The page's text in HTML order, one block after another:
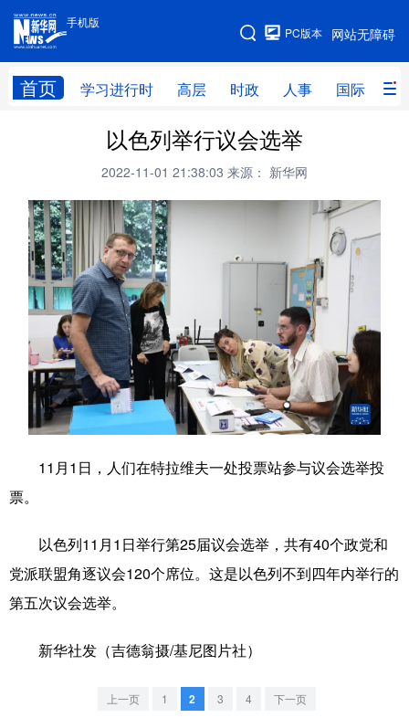
手机版
网站无障碍
PC版本
首页 学习进行时 高层 时政 人事 国际 财
手机版
网站地图
高层 时政
财经 网评
台湾 思客智库 全球连线 教育
科技 科创 体育
文化 书画 军事
访谈 视频 图片 政务
法律 中央文件 金融 汽车
食品 人居 信息化 数字经济
文化产业
天津 河北
以色列举行议会选举
2022-11-01 21:38:03 来源： 新华网
11月1日，人们在特拉维夫一处投票站参与议会选举投
票。
以色列11月1日举行第25届议会选举，共有40个政党和
党派联盟角逐议会120个席位。这是以色列不到四年内举行的
第五次议会选举。
新华社发（吉德翁摄/基尼图片社）
上一页 1 2 3 4 下一页